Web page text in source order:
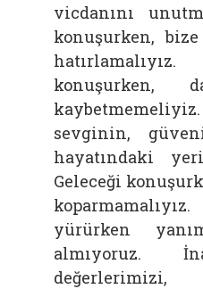
vicdanını
konuşurken,
konuşurken,
kaybetmemeliyiz.
sevginin,
hayatındaki
Geleceği
yürürken
almıyoruz.
değerlerimizi,